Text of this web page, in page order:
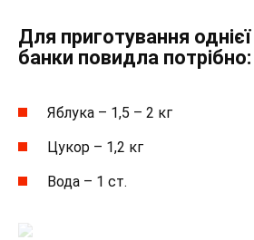
Для приготування однієї
банки повидла потрібно:
Яблука – 1,5 – 2 кг
Цукор – 1,2 кг
Вода – 1 ст.